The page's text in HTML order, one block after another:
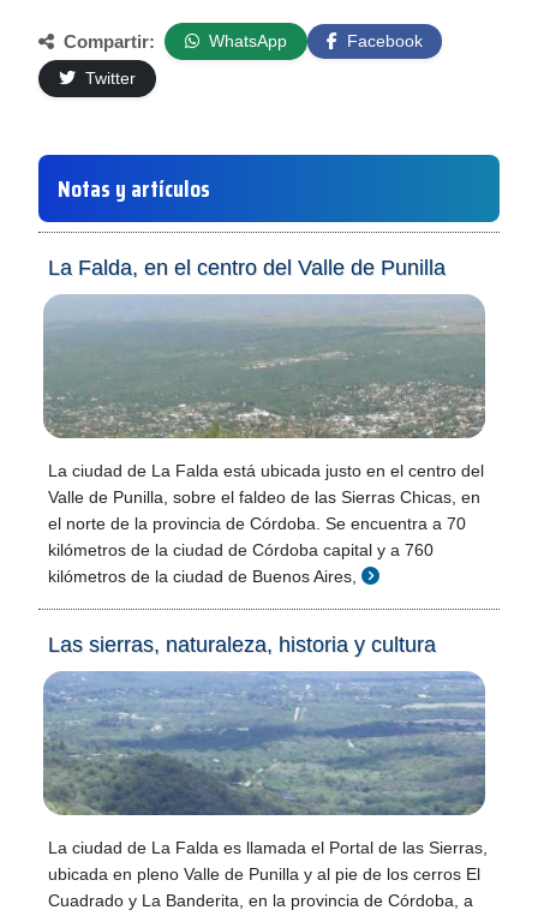
Compartir: WhatsApp
Facebook
Twitter
Notas y artículos
La Falda, en el centro del Valle de Punilla
La ciudad de La Falda está ubicada justo en el centro del
Valle de Punilla, sobre el faldeo de las Sierras Chicas, en
el norte de la provincia de Córdoba. Se encuentra a 70
kilómetros de la ciudad de Córdoba capital y a 760
kilómetros de la ciudad de Buenos Aires,
Las sierras, naturaleza, historia y cultura
La ciudad de La Falda es llamada el Portal de las Sierras,
ubicada en pleno Valle de Punilla y al pie de los cerros El
Cuadrado y La Banderita, en la provincia de Córdoba, a